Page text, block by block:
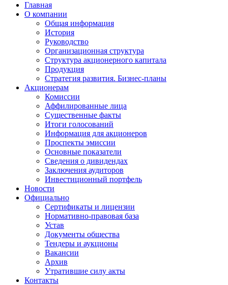
Главная
О компании
Общая информация
История
Руководство
Организационная структура
Структура акционерного капитала
Продукция
Стратегия развития. Бизнес-планы
Акционерам
Комиссии
Аффилированные лица
Существенные факты
Итоги голосований
Информация для акционеров
Проспекты эмиссии
Основные показатели
Сведения о дивидендах
Заключения аудиторов
Инвестиционный портфель
Новости
Официально
Сертификаты и лицензии
Нормативно-правовая база
Устав
Документы общества
Тендеры и аукционы
Вакансии
Архив
Утратившие силу акты
Контакты